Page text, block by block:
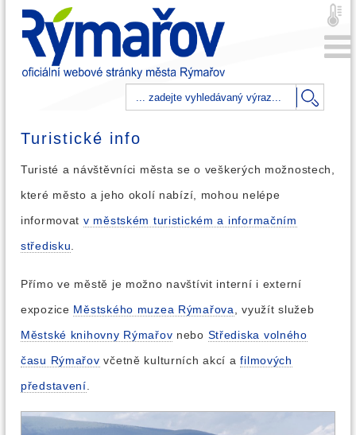
Turistické info
Turisté a návštěvníci města se o veškerých možnostech,
které město a jeho okolí nabízí, mohou nelépe
informovat v městském turistickém a informačním
středisku
Přímo ve městě je možno navštívit interní i externí
expozice Městského muzea Rýmařova
, využít služeb
Městské knihovny Rýmařov nebo Střediska volného
času Rýmařov včetně kulturních akcí afilmových
představení